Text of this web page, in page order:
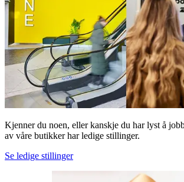
Kjenner du noen, eller kanskje du har lyst å
av våre butikker har ledige stillinger.
Se ledige stillinger